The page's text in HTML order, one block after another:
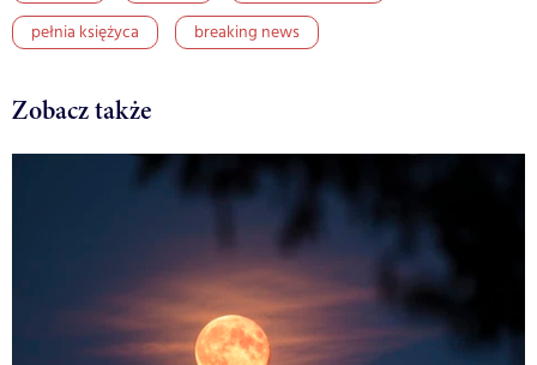
pełnia księżyca
breaking news
Zobacz także